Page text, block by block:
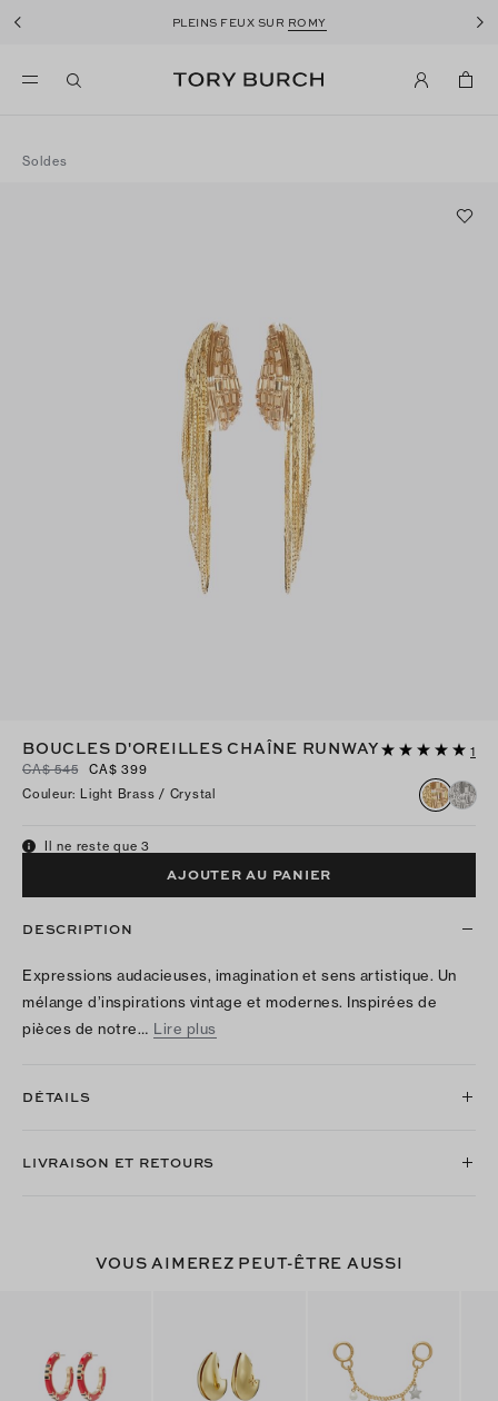
PLEINS FEUX SUR ROMY
Soldes
BOUCLES D'OREILLES CHAÎNE RUNWAY
1
CA$ 545
CA$ 399
Couleur: Light Brass / Crystal
Il ne reste que 3
AJOUTER AU PANIER
DESCRIPTION
Expressions audacieuses, imagination et sens artistique. Un
mélange d’inspirations vintage et modernes. Inspirées de
pièces de notre… Lire plus
DÉTAILS
LIVRAISON ET RETOURS
VOUS AIMEREZ PEUT-ÊTRE AUSSI